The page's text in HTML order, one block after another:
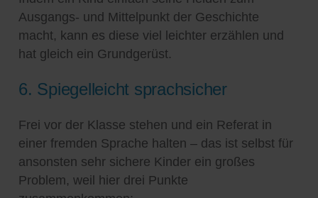
Ausgangs- und Mittelpunkt der Geschichte
macht, kann es diese viel leichter erzählen und
hat gleich ein Grundgerüst.
6. Spiegelleicht sprachsicher
Frei vor der Klasse stehen und ein Referat in
einer fremden Sprache halten – das ist selbst für
ansonsten sehr sichere Kinder ein großes
Problem, weil hier drei Punkte